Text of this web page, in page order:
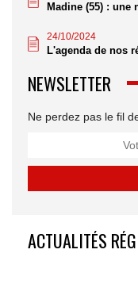
Madine (55) : une
24/10/2024
L'agenda de nos
NEWSLETTER
Ne perdez pas le fil
ACTUALITÉS